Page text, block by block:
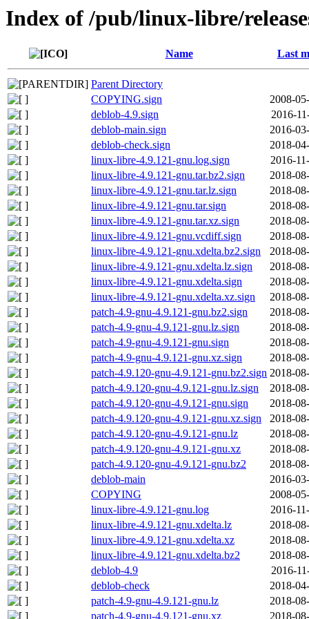
Index of /pub/linux-libre/
Name Last
Parent Directory
COPYING.sign
2008-
deblob-4.9.sign
2016-
deblob-main.sign
2016-
deblob-check.sign
2018-
linux-libre-4.9.121-gnu.log.sign
2016-
linux-libre-4.9.121-gnu.tar.bz2.sign
2018-
linux-libre-4.9.121-gnu.tar.lz.sign
2018-
linux-libre-4.9.121-gnu.tar.sign
2018-
linux-libre-4.9.121-gnu.tar.xz.sign
2018-
linux-libre-4.9.121-gnu.vcdiff.sign
2018-
linux-libre-4.9.121-gnu.xdelta.bz2.sign
2018-
linux-libre-4.9.121-gnu.xdelta.lz.sign
2018-
linux-libre-4.9.121-gnu.xdelta.sign
2018-
linux-libre-4.9.121-gnu.xdelta.xz.sign
2018-
patch-4.9-gnu-4.9.121-gnu.bz2.sign
2018-
patch-4.9-gnu-4.9.121-gnu.lz.sign
2018-
patch-4.9-gnu-4.9.121-gnu.sign
2018-
patch-4.9-gnu-4.9.121-gnu.xz.sign
2018-
patch-4.9.120-gnu-4.9.121-gnu.bz2.sign 2018-
patch-4.9.120-gnu-4.9.121-gnu.lz.sign
2018-
patch-4.9.120-gnu-4.9.121-gnu.sign
2018-
patch-4.9.120-gnu-4.9.121-gnu.xz.sign
2018-
patch-4.9.120-gnu-4.9.121-gnu.lz
2018-
patch-4.9.120-gnu-4.9.121-gnu.xz
2018-
patch-4.9.120-gnu-4.9.121-gnu.bz2
2018-
deblob-main
2016-
COPYING
2008-
linux-libre-4.9.121-gnu.log
2016-
linux-libre-4.9.121-gnu.xdelta.lz
2018-
linux-libre-4.9.121-gnu.xdelta.xz
2018-
linux-libre-4.9.121-gnu.xdelta.bz2
2018-
deblob-4.9
2016-
deblob-check
2018-
patch-4.9-gnu-4.9.121-gnu.lz
2018-
patch-4.9-gnu-4.9.121-gnu.xz
2018-